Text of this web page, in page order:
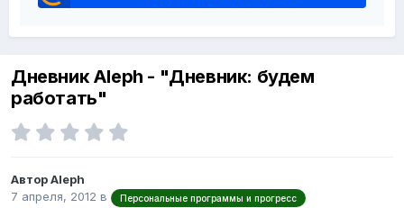
Дневник Aleph - "Дневник: будем
работать"
Автор Aleph
7 апреля, 2012 в Персональные программы и прогресс